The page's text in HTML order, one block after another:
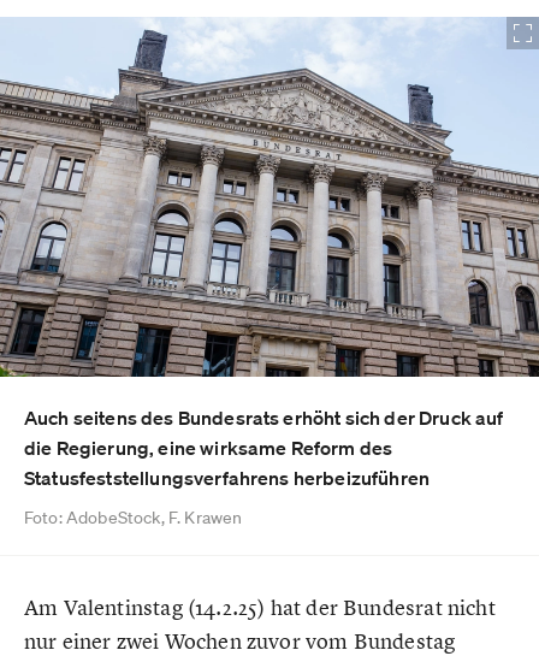
Auch seitens des Bundesrats erhöht sich der Druck auf
die Regierung, eine wirksame Reform des
Statusfeststellungsverfahrens herbeizuführen
Foto: AdobeStock, F. Krawen
Am Valentinstag (14.2.25) hat der Bundesrat nicht
nur einer zwei Wochen zuvor vom Bundestag